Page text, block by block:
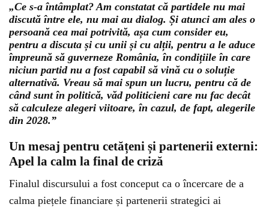
„Ce s-a întâmplat? Am constatat că partidele nu mai
discută între ele, nu mai au dialog. Și atunci am ales o
persoană cea mai potrivită, așa cum consider eu,
pentru a discuta și cu unii și cu alții, pentru a le aduce
împreună să guverneze România, în condițiile în care
niciun partid nu a fost capabil să vină cu o soluție
alternativă. Vreau să mai spun un lucru, pentru că de
când sunt în politică, văd politicieni care nu fac decât
să calculeze alegeri viitoare, în cazul, de fapt, alegerile
din 2028.”
Un mesaj pentru cetățeni și partenerii externi:
Apel la calm la final de criză
Finalul discursului a fost conceput ca o încercare de a
calma piețele financiare și partenerii strategici ai